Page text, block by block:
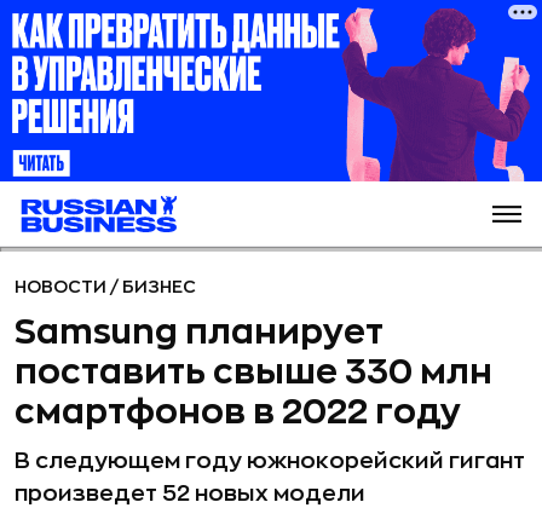
НОВОСТИ / БИЗНЕС
Samsung планирует
поставить свыше 330 млн
смартфонов в 2022 году
В следующем году южнокорейский гигант
произведет 52 новых модели